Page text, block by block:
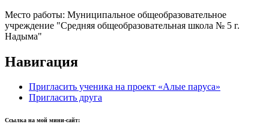
Место работы: Муниципальное общеобразовательное
учреждение "Средняя общеобразовательная школа № 5 г.
Надыма"
Навигация
Пригласить ученика на проект «Алые паруса»
Пригласить друга
Ссылка на мой мини-сайт: